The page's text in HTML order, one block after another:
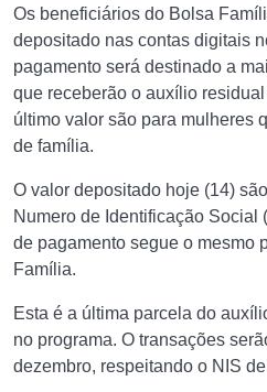
Os beneficiários do Bolsa
depositado nas contas digitais
pagamento será destinado a
que receberão o auxílio
último valor são para mulheres
de família.
O valor depositado hoje (14)
Numero de Identificação Social
de pagamento segue o mesmo
Família.
Esta é a última parcela do
no programa. O transações
dezembro, respeitando o NIS